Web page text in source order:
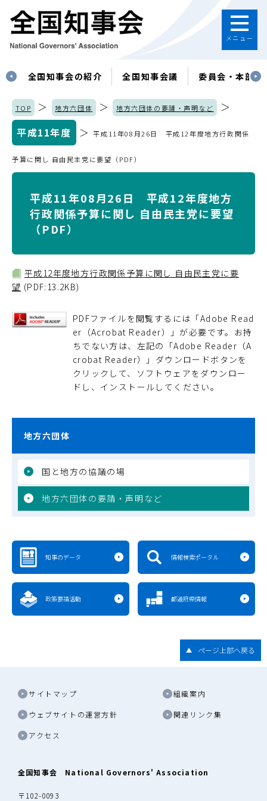
メニュー
全国知事会の紹介 全国知事会議 委員会・本部
TOP ＞ 地方六団体 ＞ 地方六団体の要請・声明など
＞
平成11年度
＞平成11年08月26日 平成12年度地方行政関係
予算に関し 自由民主党に要望（PDF）
平成11年08月26日 平成12年度地方
行政関係予算に関し 自由民主党に要望
（PDF）
平成12年度地方行政関係予算に関し 自由民主党に要
望 (PDF:13.2KB)
PDFファイルを閲覧するには「Adobe Read
er（Acrobat Reader）」が必要です。お持
ちでない方は、左記の「Adobe Reader（A
crobat Reader）」ダウンロードボタンを
クリックして、ソフトウェアをダウンロー
ドし、インストールしてください。
地方六団体
国と地方の協議の場
地方六団体の要請・声明など
知事のデータ 情報検索ポータル
政策要請活動 都道府県情報
ページ上部へ戻る
サイトマップ 組織案内
ウェブサイトの運営方針 関連リンク集
アクセス
全国知事会 National Governors' Association
〒102-0093